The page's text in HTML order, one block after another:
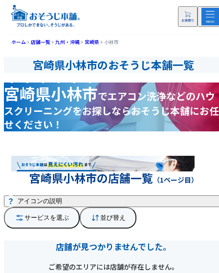
ホーム 店舗一覧 九州・沖縄 宮崎県 小林市
宮崎県小林市のおそうじ本舗一覧
宮崎県小林市でエアコン洗浄などのハウ
スクリーニングをお探しならおそうじ本舗にお任
せください！
宮崎県小林市の店舗一覧 （1ページ目）
サービスを選ぶ 並び替え
アイコンの説明
店舗が見つかりませんでした。
ご希望のエリアには店舗が存在しません。